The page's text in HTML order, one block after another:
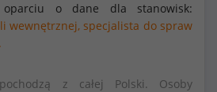
o dane dla stanowisk:
wewnętrznej, specjalista do spraw
z całej Polski. Osoby